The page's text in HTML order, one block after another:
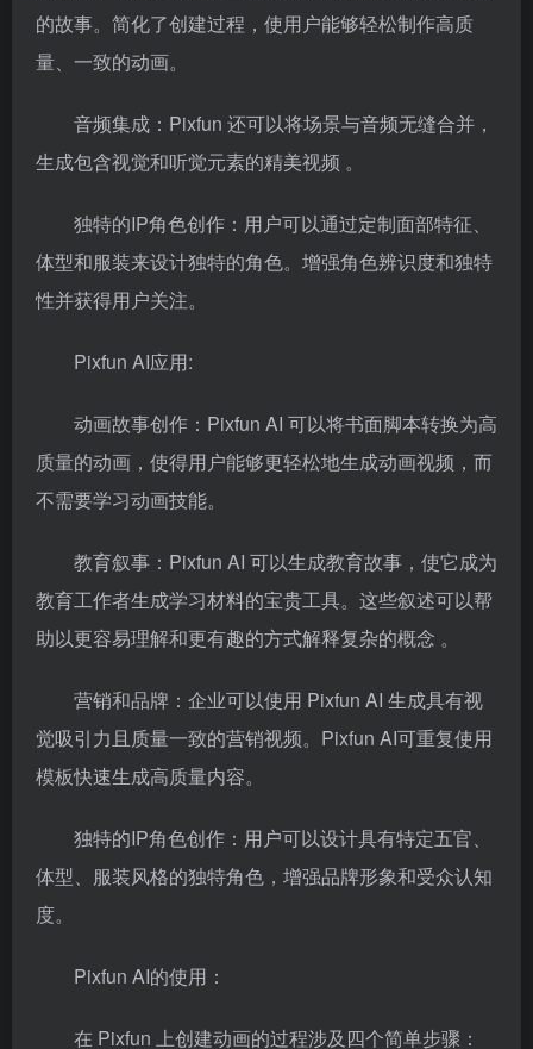
的故事。简化了创建过程，使用户能够轻松制作高质
量、一致的动画。
音频集成： Pixfun 还可以将场景与音频无缝合并，
生成包含视觉和听觉元素的精美视频 。
独特的IP角色创作： 用户可以通过定制面部特征、
体型和服装来设计独特的角色。增强角色辨识度和独特
性并获得用户关注。
Pixfun AI应用:
动画故事创作：Pixfun AI 可以将书面脚本转换为高
质量的动画，使得用户能够更轻松地生成动画视频，而
不需要学习动画技能。
教育叙事：Pixfun AI 可以生成教育故事，使它成为
教育工作者生成学习材料的宝贵工具。这些叙述可以帮
助以更容易理解和更有趣的方式解释复杂的概念 。
营销和品牌：企业可以使用 Pixfun AI 生成具有视
觉吸引力且质量一致的营销视频。Pixfun AI可重复使用
模板快速生成高质量内容。
独特的IP角色创作：用户可以设计具有特定五官、
体型、服装风格的独特角色，增强品牌形象和受众认知
度。
Pixfun AI的使用：
在 Pixfun 上创建动画的过程涉及四个简单步骤：